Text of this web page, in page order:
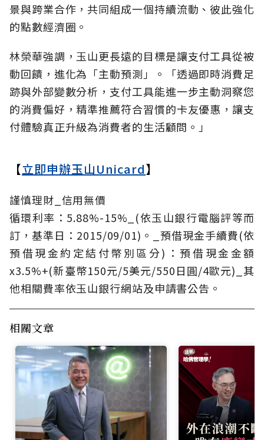
景與跨業合作，共同組成一個持續流動、彼此強化
的點數經濟圈。
林榮華強調，玉山更長遠的目標是讓支付工具從被
動回饋，進化為「主動預測」。「透過即時消費足
跡與外部變數分析，支付工具能進一步主動洞察您
的消費偏好，精準推薦符合習慣的卡友優惠，讓支
付體驗真正升級為消費者的生活顧問。」
【立即申辦玉山Unicard】
謹慎理財_信用無價
循環利率：5.88%-15%_(依玉山銀行電腦評等而
訂，基準日：2015/09/01)。_預借現金手續費(依
預借現金約定結付幣別區分)：預借現金金額
x3.5%+(新臺幣150元/5美元/550日圓/4歐元)_其
他相關費率依玉山銀行網站及申請書公告。
相關文章